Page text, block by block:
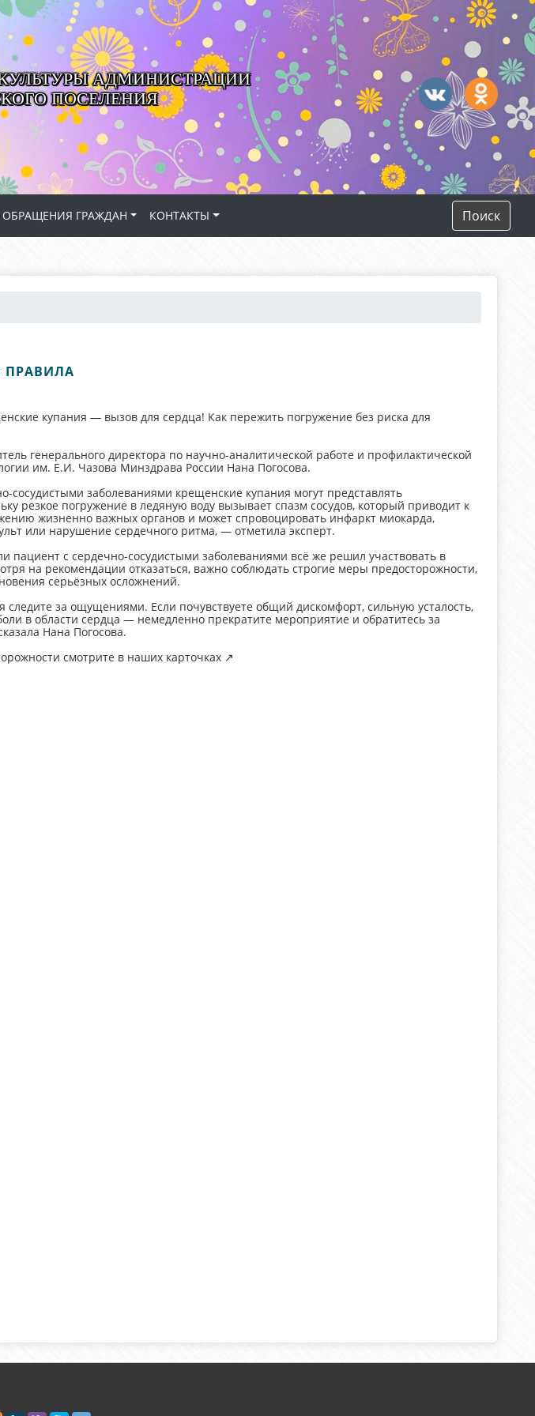
АДМИНИСТРАЦИИ
ПОСЕЛЕНИЯ
ОБРАЩЕНИЯ ГРАЖДАН КОНТАКТЫ Поиск
ПРАВИЛА
купания — вызов для сердца! Как пережить погружение без риска для
генерального директора по научно-аналитической работе и профилактической
им. Е.И. Чазова Минздрава России Нана Погосова.
сосудистыми заболеваниями крещенские купания могут представлять
резкое погружение в ледяную воду вызывает спазм сосудов, который приводит к
жизненно важных органов и может спровоцировать инфаркт миокарда,
или нарушение сердечного ритма, — отметила эксперт.
пациент с сердечно-сосудистыми заболеваниями всё же решил участвовать в
на рекомендации отказаться, важно соблюдать строгие меры предосторожности,
серьёзных осложнений.
за ощущениями. Если почувствуете общий дискомфорт, сильную усталость,
в области сердца — немедленно прекратите мероприятие и обратитесь за
Нана Погосова.
смотрите в наших карточках ↗️